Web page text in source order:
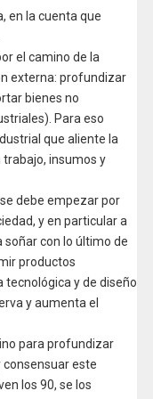
en la cuenta que
el camino de la
externa: profundizar
bienes no
Para eso
que aliente la
insumos y
debe empezar por
y en particular a
soñar con lo último de
productos
y de diseño
y aumenta el
para profundizar
este
los 90, se los